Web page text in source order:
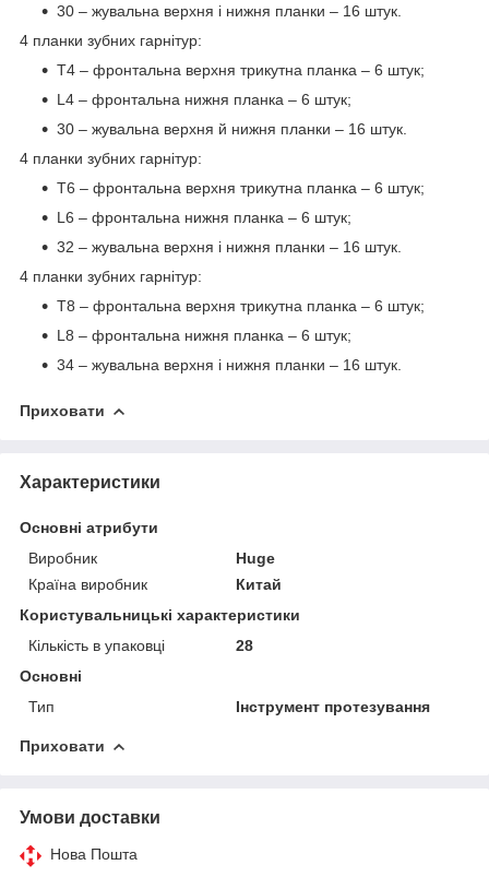
30 – жувальна верхня і нижня планки – 16 штук.
4 планки зубних гарнітур:
T4 – фронтальна верхня трикутна планка – 6 штук;
L4 – фронтальна нижня планка – 6 штук;
30 – жувальна верхня й нижня планки – 16 штук.
4 планки зубних гарнітур:
T6 – фронтальна верхня трикутна планка – 6 штук;
L6 – фронтальна нижня планка – 6 штук;
32 – жувальна верхня і нижня планки – 16 штук.
4 планки зубних гарнітур:
T8 – фронтальна верхня трикутна планка – 6 штук;
L8 – фронтальна нижня планка – 6 штук;
34 – жувальна верхня і нижня планки – 16 штук.
Приховати
Характеристики
Основні атрибути
Виробник
Huge
Країна виробник
Китай
Користувальницькі характеристики
Кількість в упаковці
28
Основні
Тип
Інструмент протезування
Приховати
Умови доставки
Нова Пошта